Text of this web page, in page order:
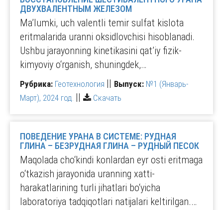
ДВУХВАЛЕНТНЫМ ЖЕЛЕЗОМ
Ma’lumki, uch valentli temir sulfat kislota
eritmalarida uranni oksidlovchisi hisoblanadi.
Ushbu jarayonning kinetikasini qat’iy fizik-
kimyoviy o‘rganish, shuningdek,…
Рубрика: Геотехнология || Выпуск: №1 (Январь-
Март), 2024 год. || Скачать
ПОВЕДЕНИЕ УРАНА В СИСТЕМЕ: РУДНАЯ
ГЛИНА – БЕЗРУДНАЯ ГЛИНА – РУДНЫЙ ПЕСОК
Maqolada cho‘kindi konlardan eyr osti eritmaga
o‘tkazish jarayonida uranning xatti-
harakatlarining turli jihatlari bo‘yicha
laboratoriya tadqiqotlari natijalari keltirilgan.…